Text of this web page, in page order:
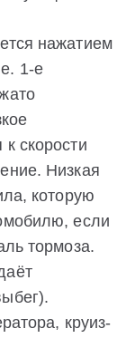
нажатием
1-е
скорости
Низкая
которую
если
тормоза.
круиз-